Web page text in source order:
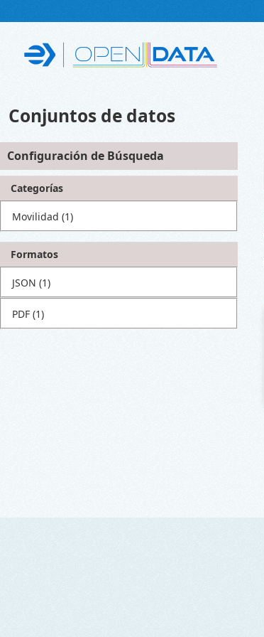
Conjuntos de datos
Configuración de Búsqueda
Categorías
Movilidad (1)
Formatos
JSON (1)
PDF (1)